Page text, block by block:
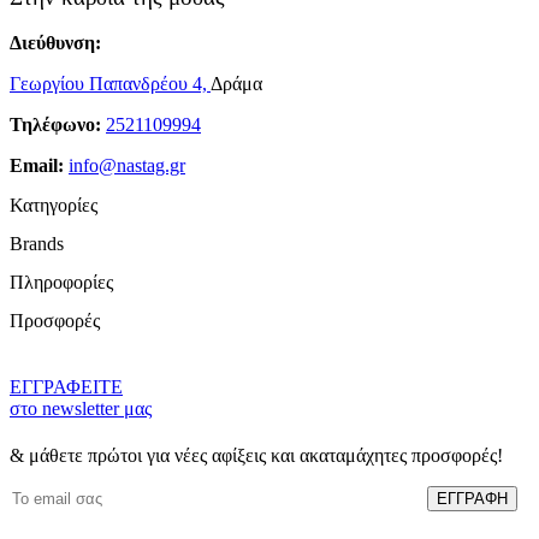
Διεύθυνση:
Γεωργίου Παπανδρέου 4, Δράμα
Τηλέφωνο: 2521109994
Email: info@nastag.gr
Κατηγορίες
Φορέματα
Φούστες
Μπλούζες
Πουκάμισα
Ζακέτες
Πλεκτά
Παντελονόφουστες
Brands
Compania Fantastica
N2110
Vero Moda
Floss
Lumina
Πληροφορίες
Όροι Χρήσης
Προσωπικά Δεδομένα
Τρόποι Πληρωμής
Πολιτική Αποστολών
Πολιτική Επιστροφών
Προσφορές
Γυναικείες Μπλούζες Προσφορές
Γυναικεία T-Shirt Προσφορές
Φούστες Προσφορές
Γυναικεία Πλεκτά Ρούχα Προσφορές
ΕΓΓΡΑΦΕΙΤΕ
στο newsletter μας
& μάθετε πρώτοι για νέες αφίξεις και ακαταμάχητες προσφορές!